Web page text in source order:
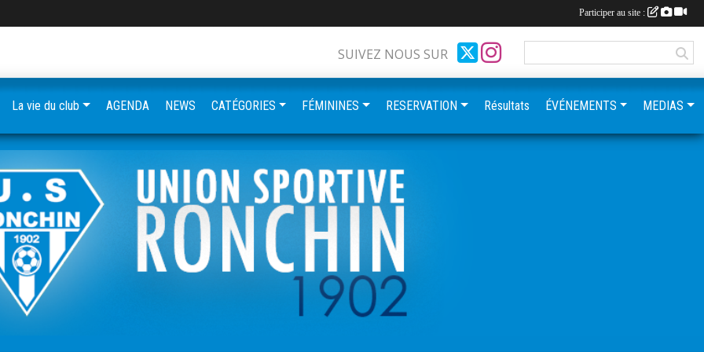
SUIVEZ NOUS SUR
La vie du club AGENDA NEWS CATÉGORIES FÉMININES RESERVATION Résultats ÉVÉNEMENTS MEDIAS
Participer au site :